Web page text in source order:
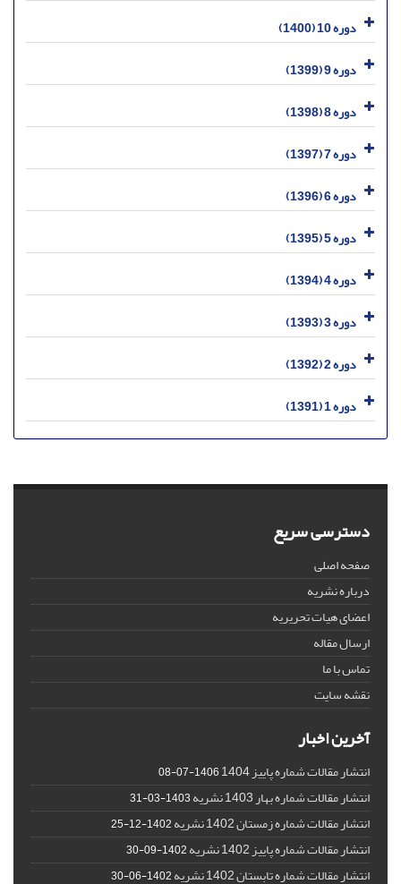
دوره 10 (1400)
دوره 9 (1399)
دوره 8 (1398)
دوره 7 (1397)
دوره 6 (1396)
دوره 5 (1395)
دوره 4 (1394)
دوره 3 (1393)
دوره 2 (1392)
دوره 1 (1391)
دسترسی سریع
صفحه اصلی
درباره نشریه
اعضای هیات تحریریه
ارسال مقاله
تماس با ما
نقشه سایت
آخرین اخبار
انتشار مقالات شماره پاییز 1404 1406-07-08
انتشار مقالات شماره بهار 1403 نشریه 1403-03-31
انتشار مقالات شماره زمستان 1402 نشریه 1402-12-25
انتشار مقالات شماره پاییز 1402 نشریه 1402-09-30
انتشار مقالات شماره تابستان 1402 نشریه 1402-06-30